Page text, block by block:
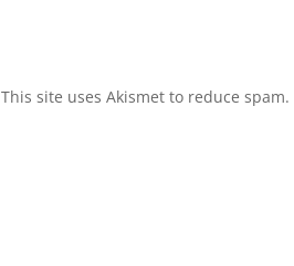
This site uses Akismet to reduce spam.